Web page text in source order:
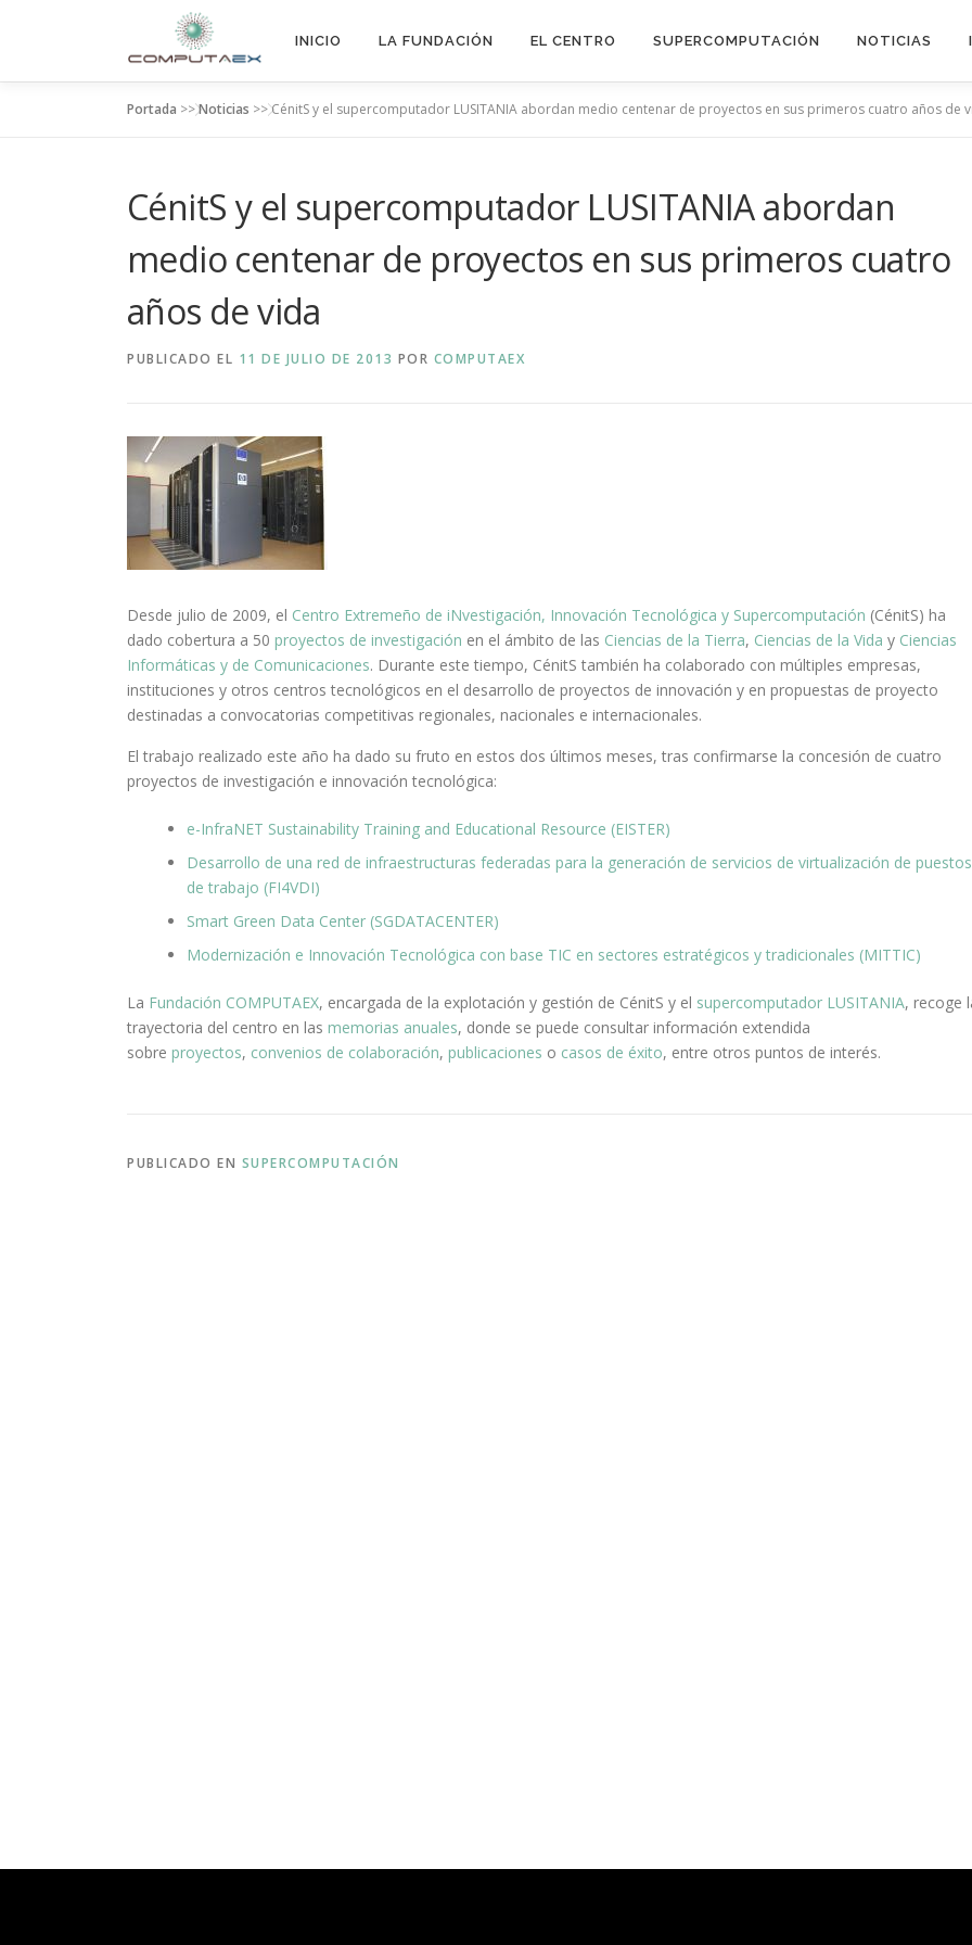
INICIO LA FUNDACIÓN EL CENTRO SUPERCOMPUTACIÓN NOTICIAS
Portada >>Noticias >>CénitS y el supercomputador LUSITANIA abordan medio centenar de proyectos en sus primeros cuatro años de
CénitS y el supercomputador LUSITANIA abordan
medio centenar de proyectos en sus primeros cuatro
años de vida
PUBLICADO EL 11 DE JULIO DE 2013 POR COMPUTAEX
Desde julio de 2009, el Centro Extremeño de iNvestigación, Innovación Tecnológica y Supercomputación (CénitS) ha
dado cobertura a 50 proyectos de investigación en el ámbito de las Ciencias de la Tierra, Ciencias de la Vida y Ciencias
Informáticas y de Comunicaciones. Durante este tiempo, CénitS también ha colaborado con múltiples empresas,
instituciones y otros centros tecnológicos en el desarrollo de proyectos de innovación y en propuestas de proyecto
destinadas a convocatorias competitivas regionales, nacionales e internacionales.
El trabajo realizado este año ha dado su fruto en estos dos últimos meses, tras confirmarse la concesión de cuatro
proyectos de investigación e innovación tecnológica:
e-InfraNET Sustainability Training and Educational Resource (EISTER)
Desarrollo de una red de infraestructuras federadas para la generación de servicios de virtualización de puestos
de trabajo (FI4VDI)
Smart Green Data Center (SGDATACENTER)
Modernización e Innovación Tecnológica con base TIC en sectores estratégicos y tradicionales (MITTIC)
La Fundación COMPUTAEX, encargada de la explotación y gestión de CénitS y el supercomputador LUSITANIA, recoge
trayectoria del centro en las memorias anuales, donde se puede consultar información extendida
sobre proyectos, convenios de colaboración, publicaciones o casos de éxito, entre otros puntos de interés.
PUBLICADO EN SUPERCOMPUTACIÓN